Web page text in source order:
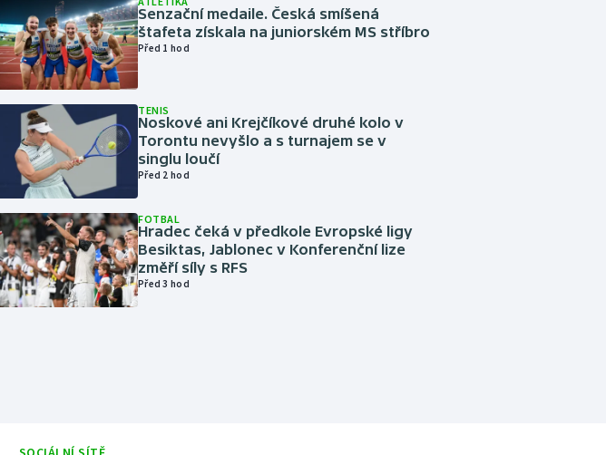
Senzační medaile. Česká smíšená
štafeta získala na juniorském MS stříbro
Před 1 hod
TENIS
Noskové ani Krejčíkové druhé kolo v
Torontu nevyšlo a s turnajem se v
singlu loučí
Před 2 hod
FOTBAL
Hradec čeká v předkole Evropské ligy
Besiktas, Jablonec v Konferenční lize
změří síly s RFS
Před 3 hod